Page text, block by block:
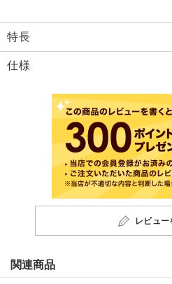
特長
仕様
レビュー
関連商品